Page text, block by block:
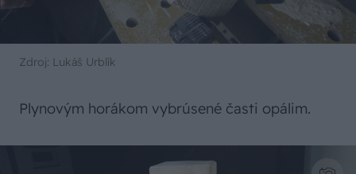
Zdroj: Lukáš Urblík
Plynovým horákom vybrúsené časti opálim.